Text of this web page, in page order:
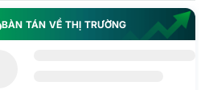
BÀN TÁN VỀ THỊ TRƯỜNG